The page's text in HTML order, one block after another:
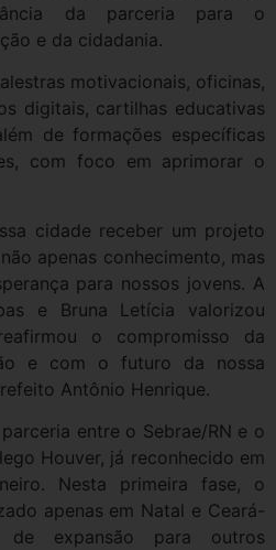
da parceria para o
e da cidadania.
motivacionais, oficinas,
digitais, cartilhas educativas
de formações específicas
com foco em aprimorar o
cidade receber um projeto
apenas conhecimento, mas
para nossos jovens. A
e Bruna Letícia valorizou
o compromisso da
e com o futuro da nossa
Antônio Henrique.
entre o Sebrae/RN e o
Houver, já reconhecido em
Nesta primeira fase, o
apenas em Natal e Ceará-
expansão para outros